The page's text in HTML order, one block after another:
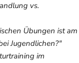
vs.
Übungen ist am
Jugendlichen?"
im